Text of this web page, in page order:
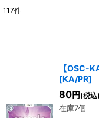
117件
【OSC-
[KA/PR]
80円 (税込)
在庫7個